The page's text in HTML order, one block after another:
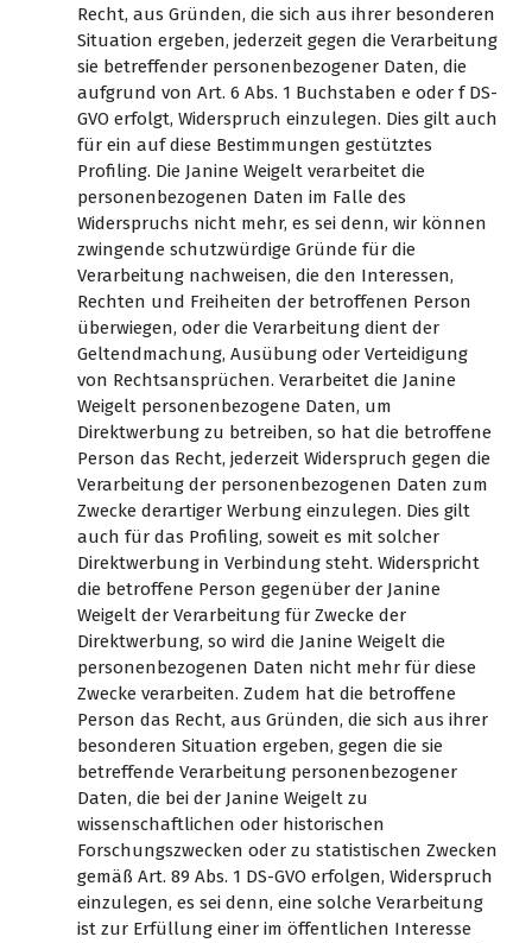
Recht, aus Gründen, die sich aus ihrer besonderen
Situation ergeben, jederzeit gegen die Verarbeitung
sie betreffender personenbezogener Daten, die
aufgrund von Art. 6 Abs. 1 Buchstaben e oder f DS-
GVO erfolgt, Widerspruch einzulegen. Dies gilt auch
für ein auf diese Bestimmungen gestütztes
Profiling. Die Janine Weigelt verarbeitet die
personenbezogenen Daten im Falle des
Widerspruchs nicht mehr, es sei denn, wir können
zwingende schutzwürdige Gründe für die
Verarbeitung nachweisen, die den Interessen,
Rechten und Freiheiten der betroffenen Person
überwiegen, oder die Verarbeitung dient der
Geltendmachung, Ausübung oder Verteidigung
von Rechtsansprüchen. Verarbeitet die Janine
Weigelt personenbezogene Daten, um
Direktwerbung zu betreiben, so hat die betroffene
Person das Recht, jederzeit Widerspruch gegen die
Verarbeitung der personenbezogenen Daten zum
Zwecke derartiger Werbung einzulegen. Dies gilt
auch für das Profiling, soweit es mit solcher
Direktwerbung in Verbindung steht. Widerspricht
die betroffene Person gegenüber der Janine
Weigelt der Verarbeitung für Zwecke der
Direktwerbung, so wird die Janine Weigelt die
personenbezogenen Daten nicht mehr für diese
Zwecke verarbeiten. Zudem hat die betroffene
Person das Recht, aus Gründen, die sich aus ihrer
besonderen Situation ergeben, gegen die sie
betreffende Verarbeitung personenbezogener
Daten, die bei der Janine Weigelt zu
wissenschaftlichen oder historischen
Forschungszwecken oder zu statistischen Zwecken
gemäß Art. 89 Abs. 1 DS-GVO erfolgen, Widerspruch
einzulegen, es sei denn, eine solche Verarbeitung
ist zur Erfüllung einer im öffentlichen Interesse